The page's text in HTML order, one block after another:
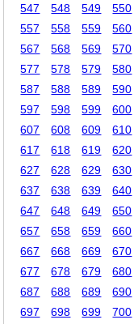
547
548 549 550
557
558 559 560
567
568 569 570
577
578 579 580
587
588 589 590
597
598 599 600
607
608 609 610
617
618 619 620
627
628 629 630
637
638 639 640
647
648 649 650
657
658 659 660
667
668 669 670
677
678 679 680
687
688 689 690
697
698 699 700